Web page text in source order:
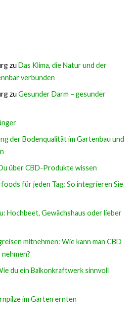
zuDas Klima, die Natur und der
verbunden
zuGesunder Darm – gesunder
der Bodenqualität im Gartenbau und
über CBD-Produkte wissen
für jeden Tag: So integrieren Sie
Hochbeet, Gewächshaus oder lieber
mitnehmen: Wie kann man CBD
du ein Balkonkraftwerk sinnvoll
im Garten ernten